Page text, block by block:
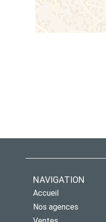
NAVIGATION
Accueil
Nos agences